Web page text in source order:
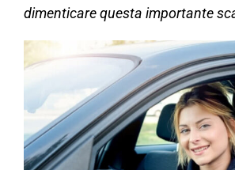
dimenticare questa importante